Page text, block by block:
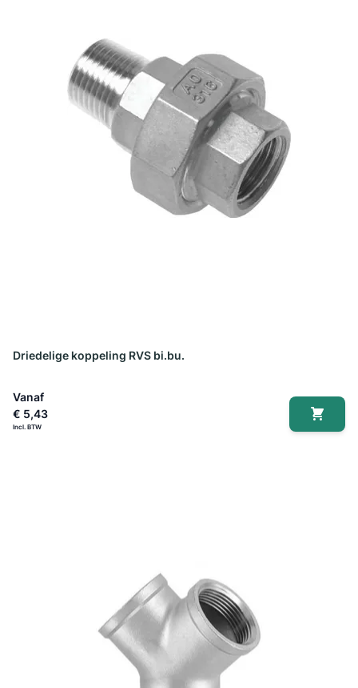
Driedelige koppeling RVS bi.bu.
Vanaf
€ 5,43